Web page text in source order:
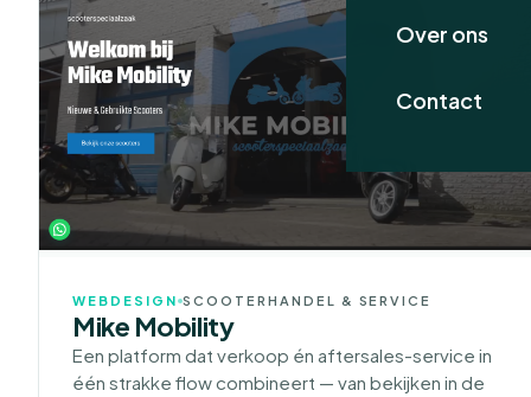
Over ons
Contact
WEBDESIGN SCOOTERHANDEL & SERVICE
Mike Mobility
Een platform dat verkoop én aftersales-service in
één strakke flow combineert — van bekijken in de